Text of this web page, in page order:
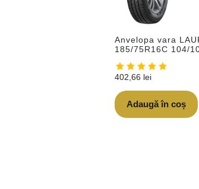
Anvelopa vara
185/75R16C 104/
402,66 lei
Adaugă în coș